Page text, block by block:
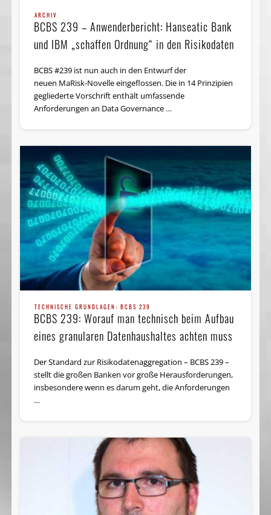
ARCHIV
BCBS 239 – Anwenderbericht: Hanseatic Bank
und IBM „schaffen Ordnung“ in den Risikodaten
BCBS #239 ist nun auch in den Entwurf der
neuen MaRisk-Novelle eingeflossen. Die in 14 Prinzipien
gegliederte Vorschrift enthält umfassende
Anforderungen an Data Governance …
TECHNISCHE GRUNDLAGEN: BCBS 239
BCBS 239: Worauf man technisch beim Aufbau
eines granularen Datenhaushaltes achten muss
Der Standard zur Risiko­daten­aggrega­tion – BCBS 239 –
stellt die großen Banken vor große Heraus­forder­ungen,
insbesondere wenn es darum geht, die Anforderungen
…